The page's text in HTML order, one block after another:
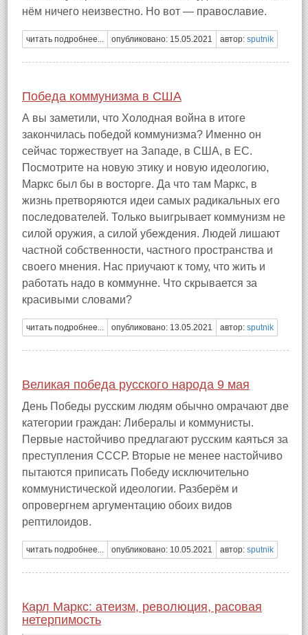
нём ничего неизвестно. Но вот — православие.
читать подробнее... опубликовано: 15.05.2021 автор: sputnik
Победа коммунизма в США
А вы заметили, что Холодная война в итоге
закончилась победой коммунизма? Именно он
сейчас торжествует на Западе, в США, в ЕС.
Посмотрите на новую этику и новую идеологию,
Маркс был бы в восторге. Да что там Маркс, в
жизнь претворяются идеи самых радикальных его
последователей. Только выигрывает коммунизм не
силой оружия, а силой убеждения. Людей лишают
частной собственности, частного пространства и
своего мнения. Нас приучают к тому, что жить и
работать надо в коммунне. Что скрывается за
красивыми словами?
читать подробнее... опубликовано: 13.05.2021 автор: sputnik
Великая победа русского народа 9 мая
День Победы русским людям обычно омрачают две
категории граждан: Либералы и коммунисты.
Первые настойчиво предлагают русским каяться за
преступления СССР. Вторые не менее настойчиво
пытаются приписать Победу исключительно
коммунистической идеологии. Разберём и
опровергнем аргументацию обоих видов
рептилоидов.
читать подробнее... опубликовано: 10.05.2021 автор: sputnik
Карл Маркс: атеизм, революция, расовая
нетерпимость